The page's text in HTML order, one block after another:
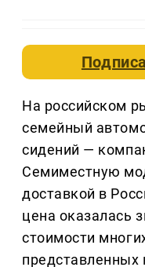
На российском
семейный
сидений —
Семиместную
доставкой в
цена оказалась
стоимости
представленных